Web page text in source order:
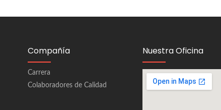
Compañía
Carrera
Colaboradores de Calidad
Nuestra Oficina